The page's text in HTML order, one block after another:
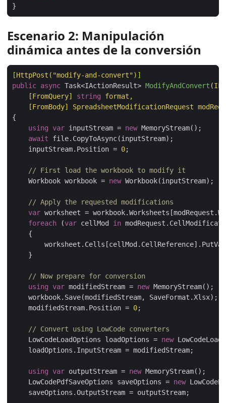
Escenario 2: Manipulación
dinámica antes de la conversión
[HttpPost( "modify-and-convert") ]
public async Task<IActionResult> ModifyAndConvert (
    [FromQuery]
string
    [FromBody]
SpreadsheetModificationRequest
using
var inputStream = new
await
    inputStream.Position =
0
// First load the workbook to modify it
    Workbook workbook =
new
// Apply the requested modifications
var
foreach (var cellMod in
// Now prepare for conversion
using
var modifiedStream = new
    modifiedStream.Position =
0
// Convert using LowCode converters
    LowCodeLoadOptions loadOptions =
new
using var outputStream = new
    LowCodePdfSaveOptions saveOptions =
new